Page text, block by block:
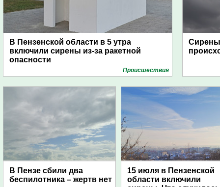
В Пензенской области в 5 утра
включили сирены из-за ракетной
опасности
Проиcшествия
Сирены
В Пензе сбили два
беспилотника – жертв нет
15 июля в Пензенской
области включили